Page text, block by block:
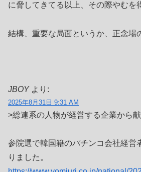
に脅してきてる以上、その際やむを
結構、重要な局面というか、正念場
JBOY より:
2025年8月31日 9:31 AM
>総連系の人物が経営する企業から
参院選で韓国籍のパチンコ会社経営
りました。